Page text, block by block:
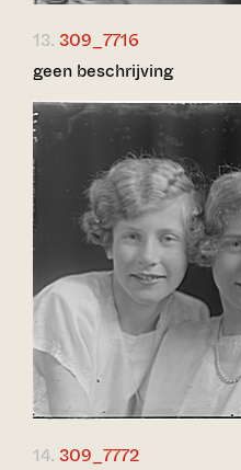
13. 309_7716
geen beschrijving
14. 309_7772